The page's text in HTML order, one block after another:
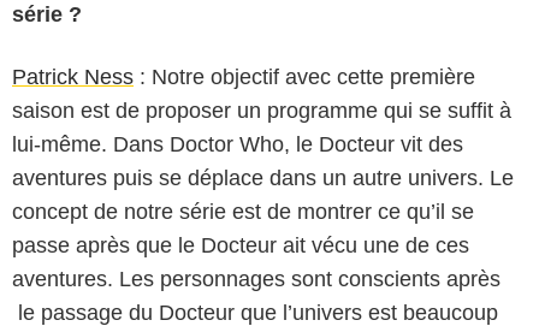
série ?
Patrick Ness : Notre objectif avec cette première
saison est de proposer un programme qui se suffit à
lui-même. Dans Doctor Who, le Docteur vit des
aventures puis se déplace dans un autre univers. Le
concept de notre série est de montrer ce qu’il se
passe après que le Docteur ait vécu une de ces
aventures. Les personnages sont conscients après
le passage du Docteur que l’univers est beaucoup